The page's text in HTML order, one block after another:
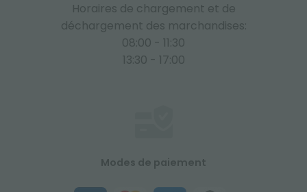
Horaires de chargement et de
déchargement des marchandises:
08:00 - 11:30
13:30 - 17:00
Modes de paiement